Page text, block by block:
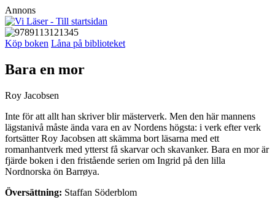
Annons
Köp boken Låna på biblioteket
Bara en mor
Roy Jacobsen
Inte för att allt han skriver blir mästerverk. Men den här mannens
lägstanivå måste ända vara en av Nordens högsta: i verk efter verk
fortsätter Roy Jacobsen att skämma bort läsarna med ett
romanhantverk med ytterst få skarvar och skavanker. Bara en mor är
fjärde boken i den fristående serien om Ingrid på den lilla
Nordnorska ön Barrøya.
Översättning: Staffan Söderblom